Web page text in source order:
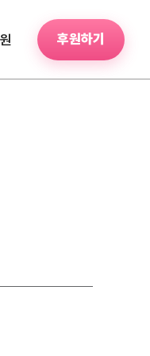
후원하기